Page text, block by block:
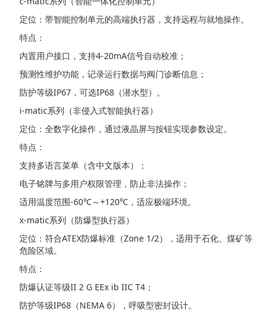
定位：带智能控制单元的高端执行器，支持远程与就地操作。
特点：
内置用户接口，支持4-20mA信号自动校准；
预测性维护功能，记录运行数据与阀门诊断信息；
防护等级IP67，可选IP68（潜水型）。
i-matic系列（非侵入式智能执行器）
定位：全数字化操作，通过液晶屏与按钮实现参数设定。
特点：
支持多语言菜单（含中文版本）；
电子铭牌与多用户权限管理，防止非法操作；
适用温度范围-60℃～+120℃，适应极端环境。
x-matic系列（防爆型执行器）
定位：符合ATEX防爆标准（Zone 1/2），适用于石化、煤矿等
危险区域。
特点：
防爆认证等级II 2 G EEx ib IIC T4；
防护等级IP68（NEMA 6），呼吸型密封设计。